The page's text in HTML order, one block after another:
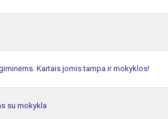
Kartais jomis tampa ir mokyklos!
su mokykla